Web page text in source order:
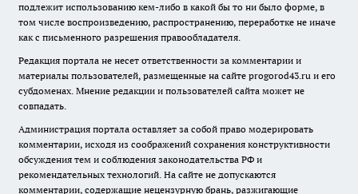
подлежит использованию кем-либо в какой бы то ни было форме, в
том числе воспроизведению, распространению, переработке не иначе
как с письменного разрешения правообладателя.
Редакция портала не несет ответственности за комментарии и
материалы пользователей, размещенные на сайте progorod43.ru и его
субдоменах. Мнение редакции и пользователей сайта может не
совпадать.
Администрация портала оставляет за собой право модерировать
комментарии, исходя из соображений сохранения конструктивности
обсуждения тем и соблюдения законодательства РФ и
рекомендательных технологий. На сайте не допускаются
комментарии, содержащие нецензурную брань, разжигающие